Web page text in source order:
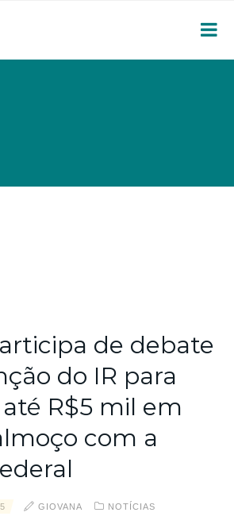
de debate
do IR para
R$5 mil em
com a
GIOVANA NOTÍCIAS